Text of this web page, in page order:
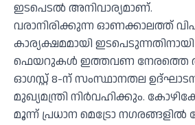
ഇടപെടൽ അനിവാര്യമാണ്.
വരാനിരിക്കുന്ന ഓണക്കാലത്ത്
കാര്യക്ഷമമായി
ഫെയറുകൾ ഇത്തവണ നേരത്തെ
ഓഗസ്റ്റ് 8-ന് സംസ്ഥാനതല
മുഖ്യമന്ത്രി നിർവഹിക്കും.
മൂന്ന് പ്രധാന മെട്രോ